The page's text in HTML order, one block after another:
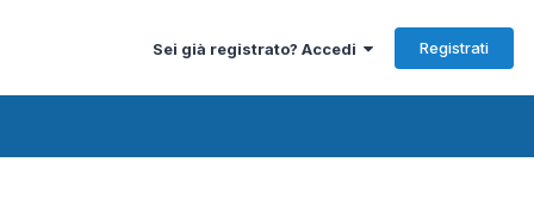
Sei già registrato? Accedi Registrati